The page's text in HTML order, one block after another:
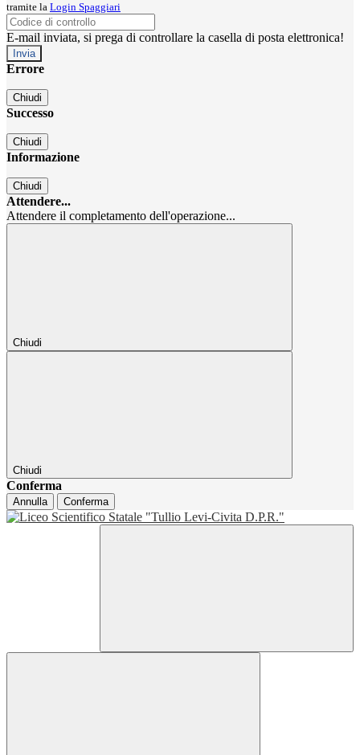
tramite la Login Spaggiari
E-mail inviata, si prega di controllare la casella di posta elettronica!
Errore
Chiudi
Successo
Chiudi
Informazione
Chiudi
Attendere...
Attendere il completamento dell'operazione...
Chiudi
Chiudi
Conferma
Annulla Conferma